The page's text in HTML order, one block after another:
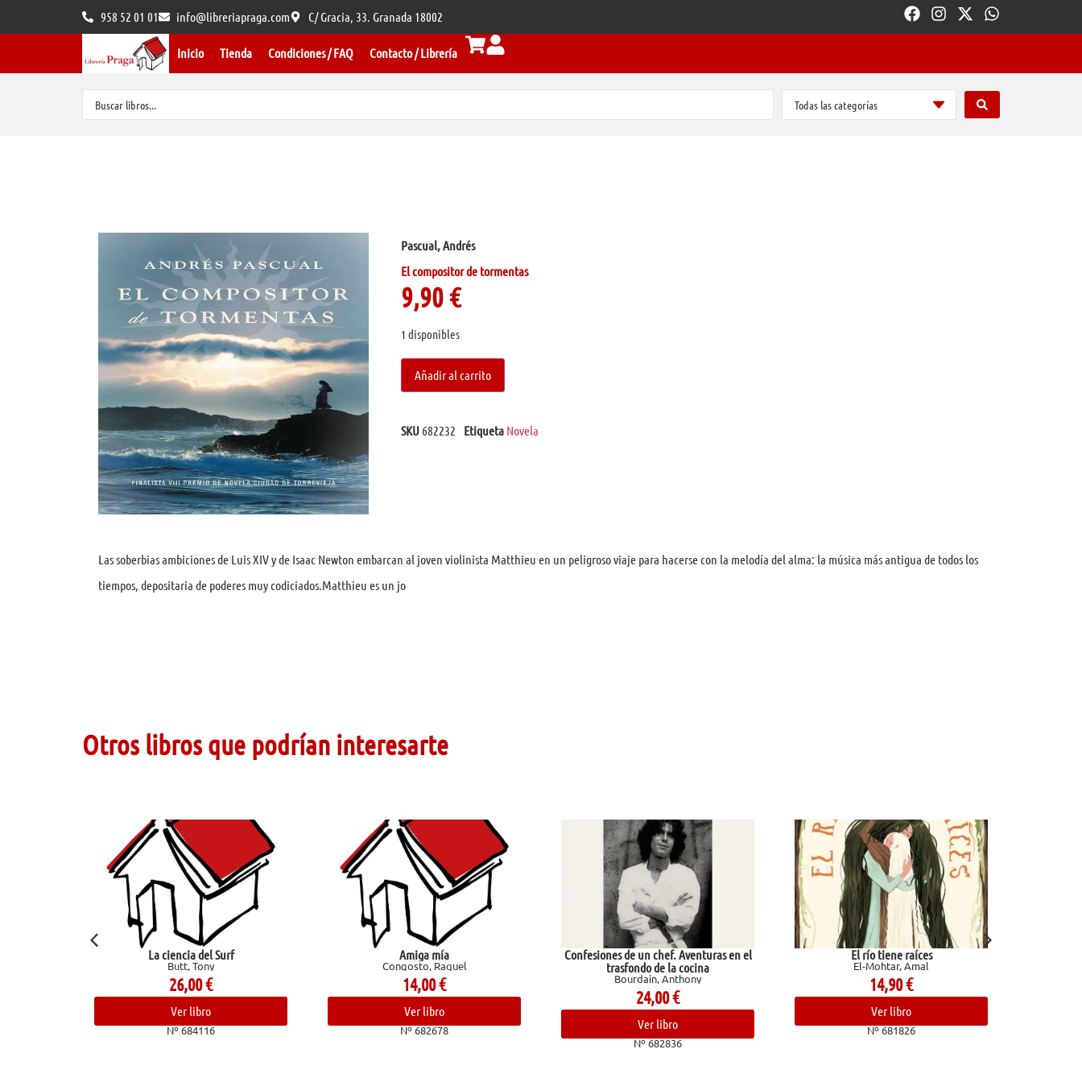
958 52 01 01 info@libreriapraga.com C/ Gracia, 33. Granada 18002
Inicio Tienda Condiciones / FAQ Contacto / Librería
Todas las categorías
Pascual, Andrés
El compositor de tormentas
9,90€
1 disponibles
Añadir al carrito
SKU 682232 Etiqueta Novela
Las soberbias ambiciones de Luis XIV y de Isaac Newton embarcan al joven violinista Matthieu en un peligroso viaje para hacerse con la melodía del alma: la música más antigua de todos los
tiempos, depositaria de poderes muy codiciados.Matthieu es un jo
Otros libros que podrían interesarte
Amiga mía
Congosto, Raquel
Nº 682678
Confesiones de un chef. Aventuras en el
trasfondo de la cocina
Bourdain, Anthony
24,00€
Ver libro
El río tiene raíces
El-Mohtar, Amal
14,90
Ver libro
Valentino
Ginzburg, Natalia
Nº 682493